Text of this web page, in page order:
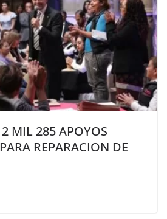
MIL 285 APOYOS
REPARACION DE